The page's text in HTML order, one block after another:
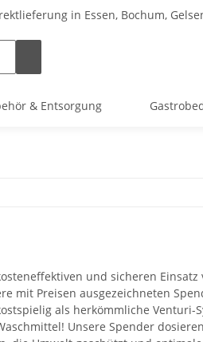
in Essen, Bochum,
& Entsorgung
und sicheren
mit Preisen ausgezeichneten
als herkömmliche Venturi-
Unsere Spender